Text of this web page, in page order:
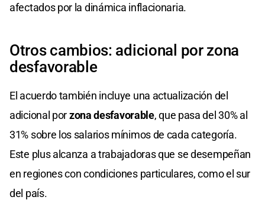
afectados por la dinámica inflacionaria.
Otros cambios: adicional por zona
desfavorable
El acuerdo también incluye una actualización del
adicional porzona desfavorable, que pasa del 30% al
31% sobre los salarios mínimos de cada categoría.
Este plus alcanza a trabajadoras que se desempeñan
en regiones con condiciones particulares, como el sur
del país.